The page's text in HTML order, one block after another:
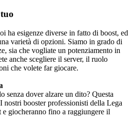
ha esigenze diverse in fatto di boost, ed
varietà di opzioni. Siamo in grado di
sia che vogliate un potenziamento in
anche scegliere il server, il ruolo
che volete far giocare.
senza dover alzare un dito? Questa
nostri booster professionisti della Lega
e giocheranno fino a raggiungere il